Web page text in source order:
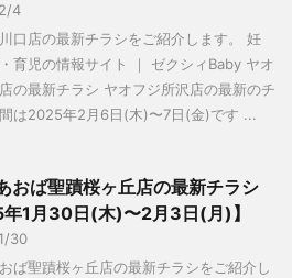
4
口店の最新チラシをご紹介します。 妊
育児の情報サイト ｜ ゼクシィBaby ヤオ
の最新チラシ ヤオフジ所沢店の最新のチ
は2025年2月6日(木)〜7日(金)です ...
おば聖蹟桜ヶ丘店の最新チラシ
年1月30日(木)〜2月3日(月)】
30
ば聖蹟桜ヶ丘店の最新チラシをご紹介し